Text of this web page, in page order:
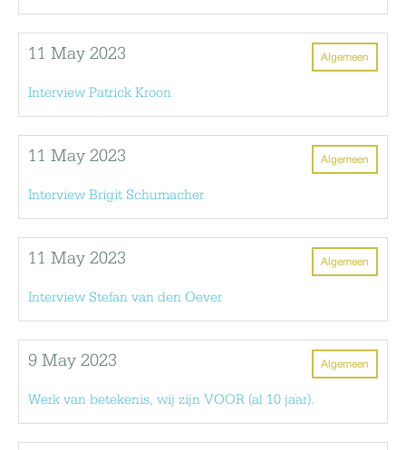
Algemeen
11 May 2023
Interview Patrick Kroon
Algemeen
11 May 2023
Interview Brigit Schumacher
Algemeen
11 May 2023
Interview Stefan van den Oever
Algemeen
9 May 2023
Werk van betekenis, wij zijn VOOR (al 10 jaar).